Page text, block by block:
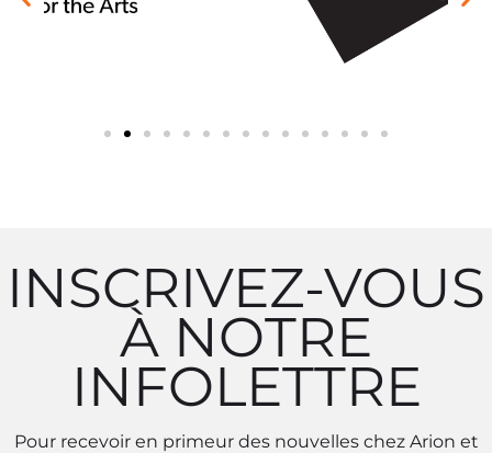
INSCRIVEZ-VOUS
À NOTRE
INFOLETTRE
Pour recevoir en primeur des nouvelles chez Arion et